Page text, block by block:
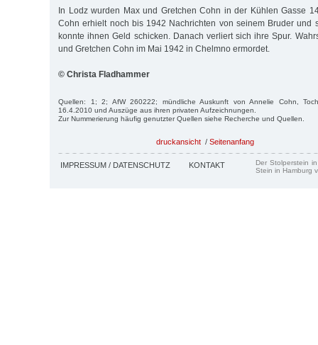
In Lodz wurden Max und Gretchen Cohn in der Kühlen Gasse
Cohn erhielt noch bis 1942 Nachrichten von seinem Bruder und
konnte ihnen Geld schicken. Danach verliert sich ihre Spur.
und Gretchen Cohn im Mai 1942 in Chelmno ermordet.
© Christa Fladhammer
Quellen: 1; 2; AfW 260222; mündliche Auskunft von Annelie Cohn,
16.4.2010 und Auszüge aus ihren privaten Aufzeichnungen.
Zur Nummerierung häufig genutzter Quellen siehe Recherche und Quellen.
druckansicht / Seitenanfang
IMPRESSUM / DATENSCHUTZ KONTAKT
Der Stolperstein
Stein in Hamburg